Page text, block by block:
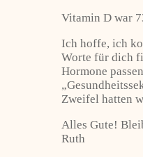
Vitamin D war
Ich hoffe, ich
Worte für dich
Hormone
Zweifel hatten
Alles Gute!
Ruth